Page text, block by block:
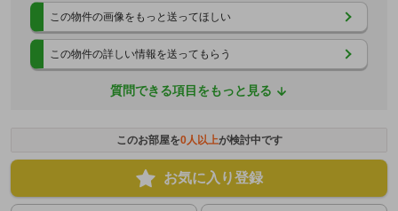
この物件の画像をもっと送ってほしい
この物件の詳しい情報を送ってもらう
質問できる項目をもっと見る
このお部屋を0人以上が検討中です
お気に入り登録